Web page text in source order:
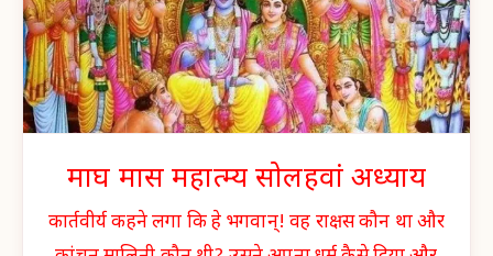
माघ मास महात्म्य सोलहवां अध्याय
कार्तवीर्य कहने लगा कि हे भगवान्! वह राक्षस कौन था और